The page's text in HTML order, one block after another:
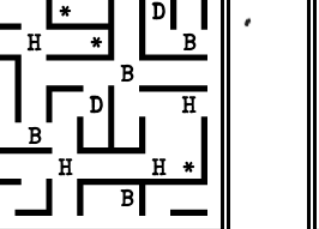
* D
H *
B
B
D
H
B
H H
*
B